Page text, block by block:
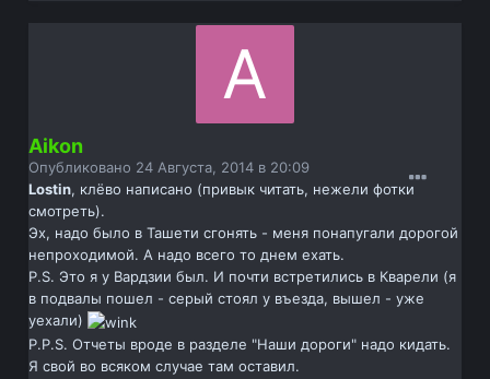
Aikon
Опубликовано 24 Августа, 2014 в 20:09
Lostin, клёво написано (привык читать, нежели фотки
смотреть).
Эх, надо было в Ташети сгонять - меня понапугали дорогой
непроходимой. А надо всего то днем ехать.
P.S. Это я у Вардзии был. И почти встретились в Кварели (я
в подвалы пошел - серый стоял у въезда, вышел - уже
уехали)
P.P.S. Отчеты вроде в разделе "Наши дороги" надо кидать.
Я свой во всяком случае там оставил.